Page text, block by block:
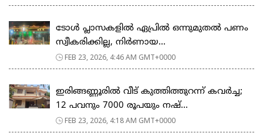
ടോള്‍ പ്ലാസകളില്‍ ഏപ്രില്‍ ഒന്നുമുതല്‍ പണം
സ്വീകരിക്കില്ല, നിര്‍ണായ...
FEB 23, 2026, 4:46 AM GMT+0000
ഇരിങ്ങണ്ണൂരിൽ വീട് കുത്തിത്തുറന്ന് കവർച്ച;
12 പവനും 7000 രൂപയും നഷ്...
FEB 23, 2026, 4:18 AM GMT+0000